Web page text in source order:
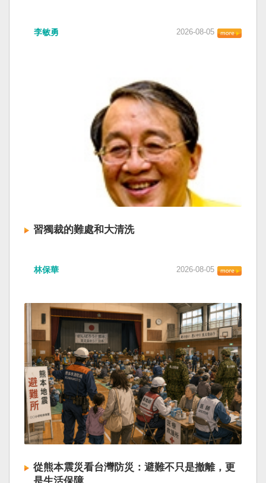
李敏勇 2026-08-05
習獨裁的難處和大清洗
林保華 2026-08-05
從熊本震災看台灣防災：避難不只是撤離，更